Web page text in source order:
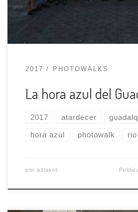
cambios de luz, a hacer
a usar tiempos de exposición
2017 PHOTOWALKS
La hora azul del
2017 atardecer
hora azul photowalk rio
por asiaknt